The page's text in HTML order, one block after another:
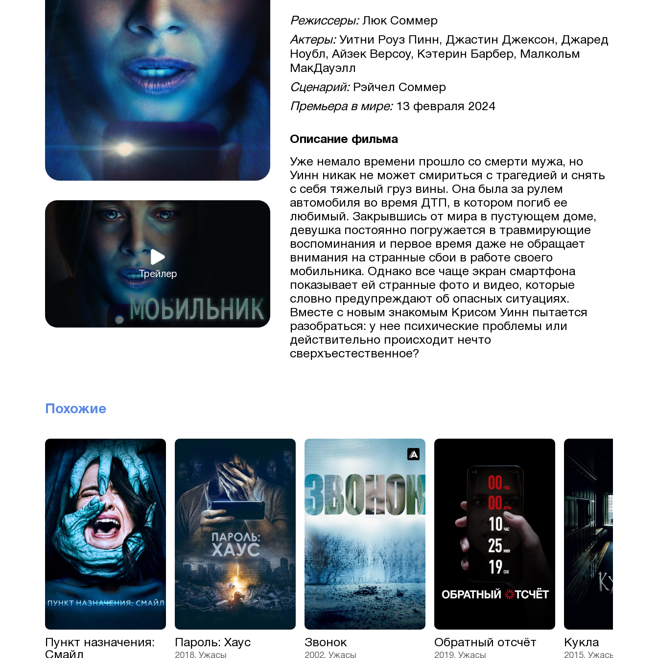
Трейлер
Режиссеры:Люк Соммер
Актеры:Уитни Роуз Пинн, Джастин Джексон, Джаред
Ноубл, Айзек Версоу, Кэтерин Барбер, Малкольм
МакДауэлл
Сценарий:Рэйчел Соммер
Премьера в мире:13 февраля 2024
Описание фильма
Уже немало времени прошло со смерти мужа, но
Уинн никак не может смириться с трагедией и снять
с себя тяжелый груз вины. Она была за рулем
автомобиля во время ДТП, в котором погиб ее
любимый. Закрывшись от мира в пустующем доме,
девушка постоянно погружается в травмирующие
воспоминания и первое время даже не обращает
внимания на странные сбои в работе своего
мобильника. Однако все чаще экран смартфона
показывает ей странные фото и видео, которые
словно предупреждают об опасных ситуациях.
Вместе с новым знакомым Крисом Уинн пытается
разобраться: у нее психические проблемы или
действительно происходит нечто
сверхъестественное?
Похожие
Пункт назначения:
Смайл
Пароль: Хаус
2018, Ужасы
Звонок
2002, Ужасы
Обратный отсчёт
2019, Ужасы
Кукла
2015, Ужасы